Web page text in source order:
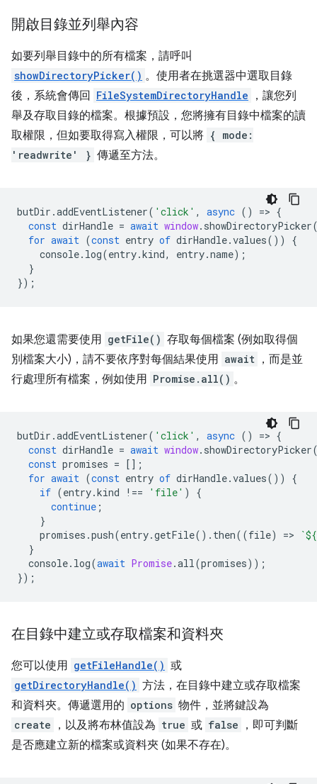
開啟目錄並列舉內容
如要列舉目錄中的所有檔案，請呼叫
showDirectoryPicker() 。使用者在挑選器中選取目錄
後，系統會傳回
FileSystemDirectoryHandle
，讓您列
舉及存取目錄的檔案。根據預設，您將擁有目錄中檔案的讀
取權限，但如要取得寫入權限，可以將 { mode:
'readwrite' } 傳遞至方法。
butDir .addEventListener( 'click' , async () => {
const dirHandle = await window. showDirectoryPicker
for await (const entry of dirHandle.values())
{
console. log(entry.kind, entry.name);
}
});
如果您還需要使用 getFile() 存取每個檔案 (例如取得個
別檔案大小)，請不要依序對每個結果使用 await ，而是並
行處理所有檔案，例如使用 Promise.all() 。
butDir .addEventListener( 'click' , async () => {
const dirHandle = await window. showDirectoryPicker
const promises = [];
for await (const entry of dirHandle.values())
{
if (entry.kind !== 'file' )
{
continue ;
}
promises .push(entry.getFile(). then((file) => `${
}
console. log(await Promise.all(promises));
});
在目錄中建立或存取檔案和資料夾
您可以使用 getFileHandle() 或
getDirectoryHandle() 方法，在目錄中建立或存取檔案
和資料夾。傳遞選用的 options 物件，並將鍵設為
create ，以及將布林值設為 true 或 false
，即可判斷
是否應建立新的檔案或資料夾 (如果不存在)。